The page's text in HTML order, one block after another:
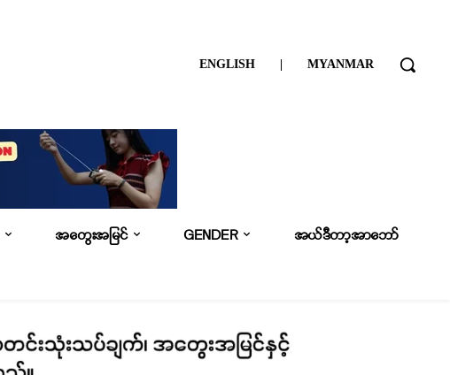
ENGLISH | MYANMAR
အတွေးအမြင် GENDER အယ်ဒီတာ့အာဘော်